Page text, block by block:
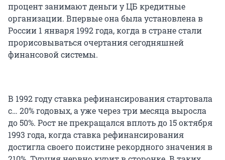
процент занимают деньги у ЦБ кредитные
организации. Впервые она была установлена в
России 1 января 1992 года, когда в стране стали
прорисовываться очертания сегодняшней
финансовой системы.
В 1992 году ставка рефинансирования стартовала
с… 20% годовых, а уже через три месяца выросла
до 50%. Рост не прекращался вплоть до 15 октября
1993 года, когда ставка рефинансирования
достигла своего поистине рекордного значения в